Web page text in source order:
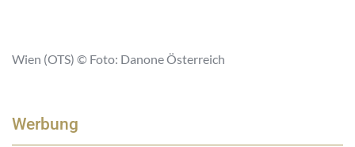
Wien (OTS) © Foto: Danone Österreich
Werbung